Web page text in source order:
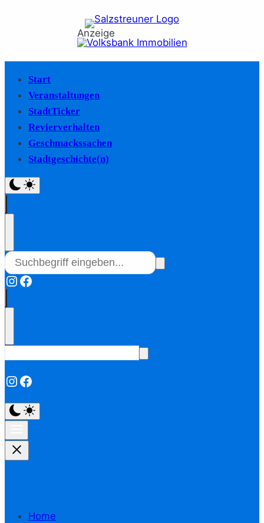
Anzeige
Start
Veranstaltungen
StadtTicker
Revierverhalten
Geschmackssachen
Stadtgeschichte(n)
Instagram
Facebook
Instagram
Facebook
Home